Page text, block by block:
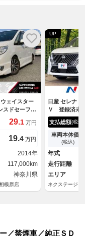
ェイスター
スドセーフテ
買取車／エ
プ／両側パワ
囲カメラ／Ｔ
モニター／社
／ＨＩＤヘッ
エアコン／Ｅ
スマートプッ
29.1 万円
19.4 万円
2014年
117,000km
神奈川県
模原店
UP
日産 セレナ
Ｖ 登録済未
２．３型ディ
カメラ １２
ーター プロ
タルミラー
電動 エマー
キ ＢＳＭ
ー ドラレコ
支払総額(税込)
車両本体価格
(税込)
年式
走行距離
エリア
ネクステージ
禁煙車／純正ＳＤ